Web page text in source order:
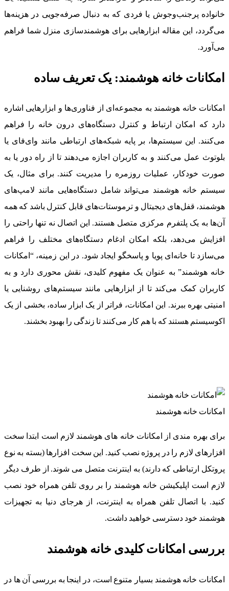
خانواده پرجنب‌وجوش یا فردی که به دنبال صرفه‌جویی در هزینه‌ها
می‌گردد، این مقاله ابزارهایی برای هوشمندسازی منزل شما فراهم
می‌آورد.
امکانات خانه هوشمند: یک تعریف ساده
امکانات خانه هوشمند به مجموعه‌ای از فناوری‌ها و ابزارهایی اشاره
دارد که امکان ارتباط و کنترل دستگاه‌های درون خانه را فراهم
می‌کنند. این سیستم‌ها، بر پایه شبکه‌های ارتباطی مانند وای‌فای یا
بلوتوث عمل می‌کنند و به کاربران اجازه می‌دهند تا از راه دور یا به
صورت خودکار، عملیات روزمره را مدیریت کنند. برای مثال، یک
سیستم خانه هوشمند می‌تواند شامل دستگاه‌هایی مانند لامپ‌های
هوشمند، قفل‌های دیجیتال و ترموستات‌های قابل کنترل باشد که همه
آن‌ها به یک پلتفرم مرکزی متصل هستند. این اتصال نه تنها راحتی را
افزایش می‌دهد، بلکه امکان ادغام دستگاه‌های مختلف را فراهم
می‌سازد تا خانه‌ای پویا و پاسخگو ایجاد شود. در این زمینه، “امکانات
خانه هوشمند” به عنوان یک مفهوم کلیدی، نقش محوری دارد و به
کاربران کمک می‌کند تا از ابزارهایی مانند سیستم‌های روشنایی یا
امنیتی بهره ببرند. این امکانات، فراتر از یک ابزار ساده، بخشی از یک
اکوسیستم هستند که با هم کار می‌کنند تا زندگی را بهبود بخشند.
امکانات خانه هوشمند
برای بهره مندی از امکانات خانه های هوشمند لازم است ابتدا سخت
افزارهای لازم را در پروژه نصب کنید. این سخت افزارها (بسته به نوع
پروتکل ارتباطی که دارند) به اینترنت متصل می شوند. از طرف دیگر
لازم است اپلیکیشن خانه هوشمند را بر روی تلفن همراه خود نصب
کنید. با اتصال تلفن همراه به اینترنت، از هرجای دنیا به تجهیزات
هوشمند خود دسترسی خواهید داشت.
بررسی امکانات کلیدی خانه هوشمند
امکانات خانه هوشمند بسیار متنوع است، در اینجا به بررسی آن ها در